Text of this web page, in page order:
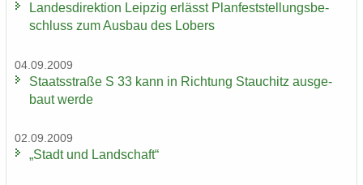
Lan­des­di­rek­ti­on Leip­zig er­lässt Plan­fest­stel­lungs­be­
schluss zum Aus­bau des Lobers
04.09.2009
Staats­stra­ße S 33 kann in Rich­tung Stau­chitz aus­ge­
baut werde
02.09.2009
„Stadt und Land­schaft“